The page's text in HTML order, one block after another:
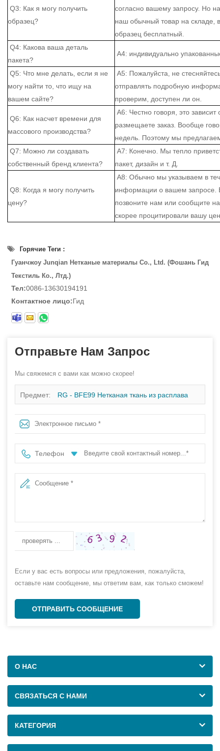
Q3: Как я могу получить
образец?
согласно вашему запросу. Но
наш обычный товар на складе,
образец бесплатный.
Q4: Какова ваша деталь
пакета?
A4: индивидуально
Q5: Что мне делать, если я не
могу найти то, что ищу на
вашем сайте?
A5: Пожалуйста, не
отправлять подробную
проверим, доступен ли он.
Q6: Как насчет времени для
массового производства?
A6: Честно говоря, это
размещаете заказ. Вообще
недель. Поэтому мы
Q7: Можно ли создавать
собственный бренд клиента?
A7: Конечно. Мы тепло
пакет, дизайн и т. Д.
Q8: Когда я могу получить
цену?
A8: Обычно мы указываем в
информации о вашем запросе.
позвоните нам или сообщите
скорее процитировали вашу
Горячие Теги :
Гуанчжоу Junqian Нетканые материалы Co., Ltd. (Фошань Гид
Текстиль Ко., Лтд.)
Тел:0086-13630194191
Контактное лицо:Гид
Отправьте Нам Запрос
Мы свяжемся с вами как можно скорее!
Предмет: RG - BFE99 Нетканая ткань из расплава
Телефон
Если у вас есть вопросы или предложения, пожалуйста,
оставьте нам сообщение, мы ответим вам, как только сможем!
ОТПРАВИТЬ СООБЩЕНИЕ
О НАС
СВЯЗАТЬСЯ С НАМИ
КАТЕГОРИЯ